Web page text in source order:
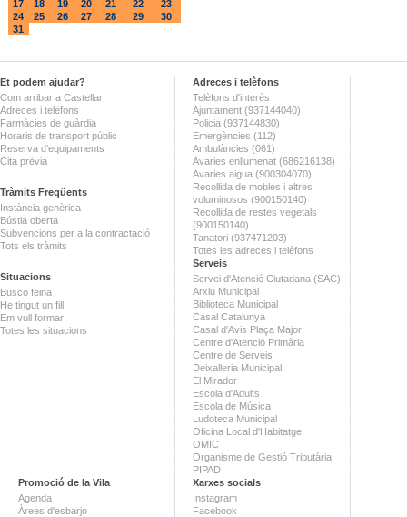
17
18 19 20 21 22
23
24
25 26 27 28 29
30
31
Et podem ajudar?
Com arribar a Castellar
Adreces i telèfons
Farmàcies de guàrdia
Horaris de transport públic
Reserva d'equipaments
Cita prèvia
Tràmits Freqüents
Instància genèrica
Bústia oberta
Subvencions per a la contractació
Tots els tràmits
Situacions
Busco feina
He tingut un fill
Em vull formar
Totes les situacions
Adreces i telèfons
Telèfons d'interès
Ajuntament (937144040)
Policia (937144830)
Emergències (112)
Ambulàncies (061)
Avaries enllumenat (686216138)
Avaries aigua (900304070)
Recollida de mobles i altres
voluminosos (900150140)
Recollida de restes vegetals
(900150140)
Tanatori (937471203)
Totes les adreces i telèfons
Serveis
Servei d'Atenció Ciutadana (SAC)
Arxiu Municipal
Biblioteca Municipal
Casal Catalunya
Casal d'Avis Plaça Major
Centre d'Atenció Primària
Centre de Serveis
Deixalleria Municipal
El Mirador
Escola d'Adults
Escola de Música
Ludoteca Municipal
Oficina Local d'Habitatge
OMIC
Organisme de Gestió Tributària
PIPAD
Promoció de la Vila
Agenda
Àrees d'esbarjo
Xarxes socials
Instagram
Facebook